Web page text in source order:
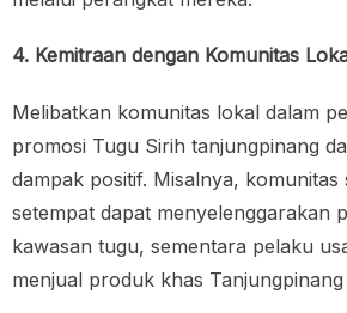
4. Kemitraan dengan Komunitas
Melibatkan komunitas lokal dalam
promosi Tugu Sirih tanjungpinang
dampak positif. Misalnya, komunitas
setempat dapat menyelenggarakan
kawasan tugu, sementara pelaku
menjual produk khas